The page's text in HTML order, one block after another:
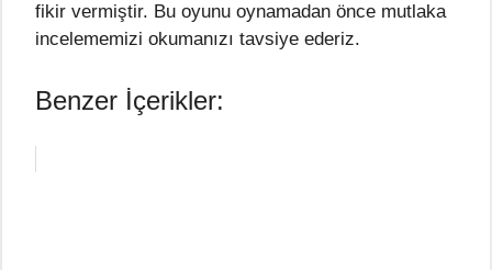
fikir vermiştir. Bu oyunu oynamadan önce mutlaka
incelememizi okumanızı tavsiye ederiz.
Benzer İçerikler: